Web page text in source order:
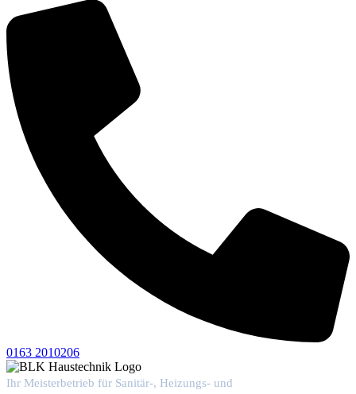
0163 2010206
Ihr Meisterbetrieb für Sanitär-, Heizungs- und